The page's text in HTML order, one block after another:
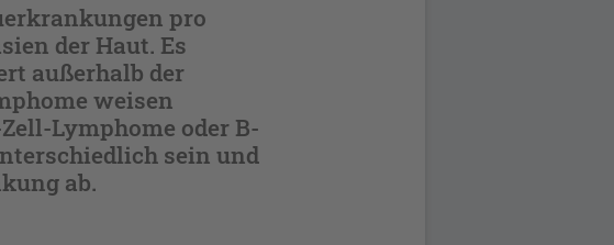
pro
der Haut. Es
außerhalb der
weisen
Lymphome oder B-
sein und
ab.